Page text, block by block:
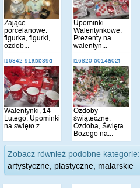
Zające
porcelanowe,
figurka, figurki,
ozdob...
Upominki
Walentynkowe,
Prezenty na
walentyn...
i16842-91abb39d
Walentynki, 14
Lutego, Upominki
na święto z...
i16820-b014a02f
Ozdoby
świąteczne,
Ozdoba, Święta
Bożego na...
Zobacz również podobne kategorie:
artystyczne, plastyczne, malarskie